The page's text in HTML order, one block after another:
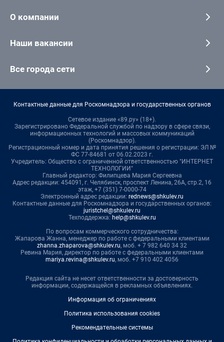
О компании
Наши вакансии
Все города сети
Контактные данные для Роскомнадзора и государственных органов
Сетевое издание «89.ру» (18+).
Зарегистрировано Федеральной службой по надзору в сфере связи,
информационных технологий и массовых коммуникаций
(Роскомнадзор).
Регистрационный номер и дата принятия решения о регистрации: ЭЛ №
ФС 77-84681 от 06.02.2023 г.
Учредитель: Общество с ограниченной ответственностью "ИНТЕРНЕТ
ТЕХНОЛОГИИ"
Главный редактор: Филипцева Мария Сергеевна
Адрес редакции: 454091, г. Челябинск, проспект Ленина, 26А, стр.2, 16
этаж, +7 (351) 7-0000-74
Электронный адрес редакции: rednews@shkulev.ru
Контактные данные для Роскомнадзора и государственных органов:
juristchel@shkulev.ru
Техподдержка: help@shkulev.ru
По вопросам коммерческого сотрудничества:
Жапарова Жанна, менеджер по работе с федеральными клиентами
zhanna.zhaparova@shkulev.ru, моб. + 7 982 640 34 32
Ревина Мария, директор по работе с федеральными клиентами
mariya.revina@shkulev.ru, моб. +7 910 402 4056
Редакция сайта не несет ответственности за достоверность
информации, содержащейся в рекламных объявлениях.
Информация об ограничениях
Политика использования cookies
Рекомендательные системы